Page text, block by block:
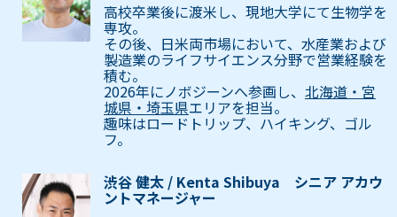
高校卒業後に渡米し、現地大学にて生物学を
専攻。
その後、日米両市場において、水産業および
製造業のライフサイエンス分野で営業経験を
積む。
2026年にノボジーンへ参画し、 北海道・宮
城県・埼玉県エリアを担当。
趣味はロードトリップ、ハイキング、ゴル
フ。
渋谷 健太 / Kenta Shibuya シニア アカウ
ントマネージャー